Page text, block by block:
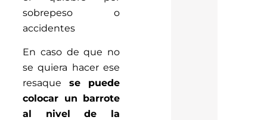
sobrepeso o
accidentes
En caso de que no
se quiera hacer ese
resaque se puede
colocar un barrote
al nivel de la